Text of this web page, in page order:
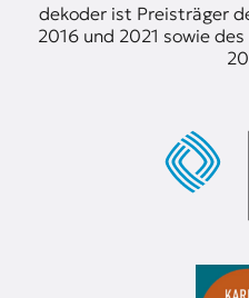
dekoder ist Preisträger
2016 und 2021 sowie